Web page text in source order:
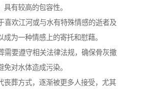
有较高的包容性。
喜欢江河或与水有特殊情感的逝者及
成为一种情感上的寄托和慰藉。
需要遵守相关法律法规，确保骨灰撒
对水体造成污染。
丧葬方式，逐渐被更多人接受，尤其